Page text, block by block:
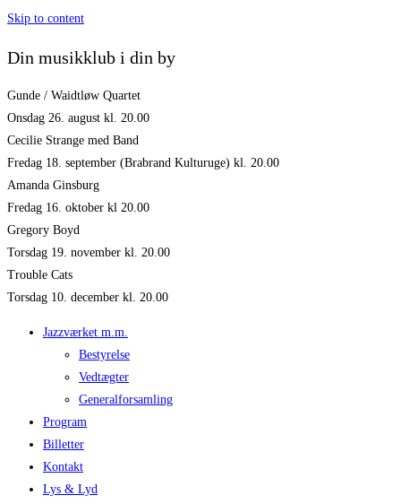
Skip to content
Din musikklub i din by
Gunde / Waidtløw Quartet
Onsdag 26. august kl. 20.00
Cecilie Strange med Band
Fredag 18. september (Brabrand Kulturuge) kl. 20.00
Amanda Ginsburg
Fredag 16. oktober kl 20.00
Gregory Boyd
Torsdag 19. november kl. 20.00
Trouble Cats
Torsdag 10. december kl. 20.00
Jazzværket m.m.
Bestyrelse
Vedtægter
Generalforsamling
Program
Billetter
Kontakt
Lys & Lyd